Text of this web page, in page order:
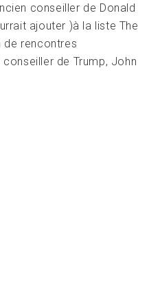
conseiller de Donald
ajouter )à la liste The
de rencontres
de Trump, John